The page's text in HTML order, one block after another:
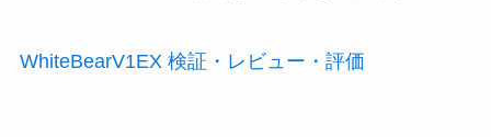
WhiteBearV1EX 検証・レビュー・評価